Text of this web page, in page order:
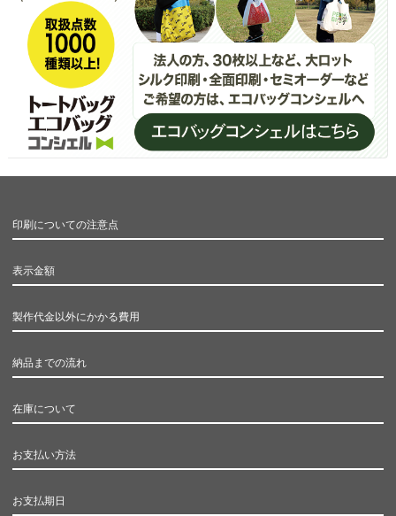
印刷についての注意点
表示金額
製作代金以外にかかる費用
納品までの流れ
在庫について
お支払い方法
お支払期日